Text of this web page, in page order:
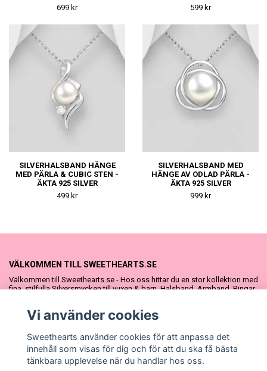
699 kr
599 kr
SILVERHALSBAND HÄNGE
MED PÄRLA & CUBIC STEN -
ÄKTA 925 SILVER
499 kr
SILVERHALSBAND MED
HÄNGE AV ODLAD PÄRLA -
ÄKTA 925 SILVER
999 kr
VÄLKOMMEN TILL SWEETHEARTS.SE
Välkommen till Sweethearts.se - Hos oss hittar du en stor kollektion med
fina, stilfulla Silversmycken till vuxen & barn. Halsband, Armband, Ringar
vår söta Sweethearts kolllektion med barnsmycken, tyllkjolar &
Vi använder cookies
Sweethearts använder cookies för att anpassa det
innehåll som visas för dig och för att du ska få bästa
tänkbara upplevelse när du handlar hos oss.